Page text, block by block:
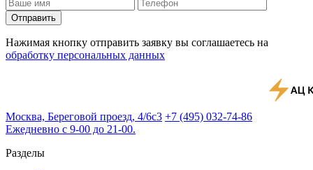
Отправить
Нажимая кнопку отправить заявку вы соглашаетесь на
обработку персональных данных
Москва, Береговой проезд, 4/6с3 +7 (495) 032-74-86
Ежедневно с 9-00 до 21-00.
Разделы